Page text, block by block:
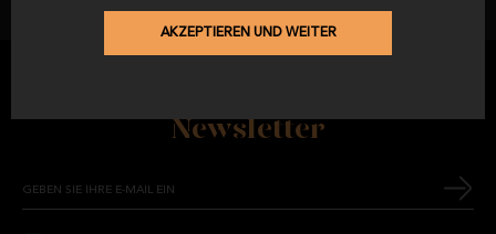
AKZEPTIEREN UND WEITER
Newsletter